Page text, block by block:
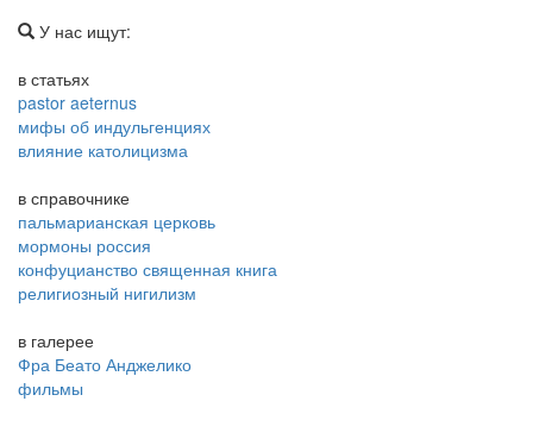
У нас ищут:
в статьях
pastor aeternus
мифы об индульгенциях
влияние католицизма
в справочнике
пальмарианская церковь
мормоны россия
конфуцианство священная книга
религиозный нигилизм
в галерее
Фра Беато Анджелико
фильмы